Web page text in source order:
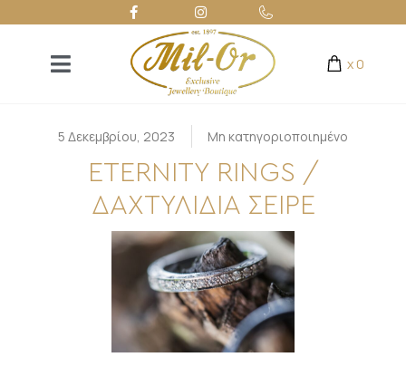
x 0
5 Δεκεμβρίου, 2023 Μη κατηγοριοποιημένο
ETERNITY RINGS /
ΔΑΧΤΥΛΙΔΙΑ ΣΕΙΡΕ